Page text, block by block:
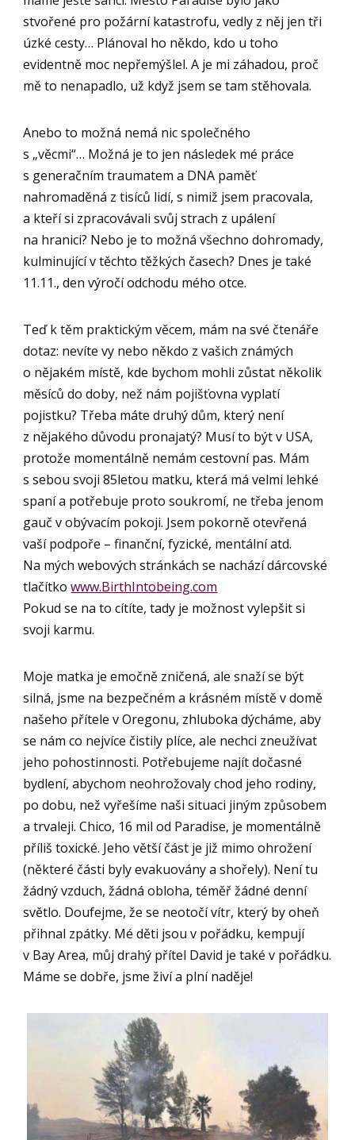
stvořené pro požární katastrofu, vedly z něj jen tři
úzké cesty… Plánoval ho někdo, kdo u toho
evidentně moc nepřemýšlel. A je mi záhadou, proč
mě to nenapadlo, už když jsem se tam stěhovala.
Anebo to možná nemá nic společného
s „věcmi“… Možná je to jen následek mé práce
s generačním traumatem a DNA paměť
nahromaděná z tisíců lidí, s nimiž jsem pracovala,
a kteří si zpracovávali svůj strach z upálení
na hranici? Nebo je to možná všechno dohromady,
kulminující v těchto těžkých časech? Dnes je také
11.11., den výročí odchodu mého otce.
Teď k těm praktickým věcem, mám na své čtenáře
dotaz: nevíte vy nebo někdo z vašich známých
o nějakém místě, kde bychom mohli zůstat několik
měsíců do doby, než nám pojišťovna vyplatí
pojistku? Třeba máte druhý dům, který není
z nějakého důvodu pronajatý? Musí to být v USA,
protože momentálně nemám cestovní pas. Mám
s sebou svoji 85letou matku, která má velmi lehké
spaní a potřebuje proto soukromí, ne třeba jenom
gauč v obývacím pokoji. Jsem pokorně otevřená
vaší podpoře – finanční, fyzické, mentální atd.
Na mých webových stránkách se nachází dárcovské
tlačítkowww.BirthIntobeing.com
Pokud se na to cítíte, tady je možnost vylepšit si
svoji karmu.
Moje matka je emočně zničená, ale snaží se být
silná, jsme na bezpečném a krásném místě v domě
našeho přítele v Oregonu, zhluboka dýcháme, aby
se nám co nejvíce čistily plíce, ale nechci zneužívat
jeho pohostinnosti. Potřebujeme najít dočasné
bydlení, abychom neohrožovaly chod jeho rodiny,
po dobu, než vyřešíme naši situaci jiným způsobem
a trvaleji. Chico, 16 mil od Paradise, je momentálně
příliš toxické. Jeho větší část je již mimo ohrožení
(některé části byly evakuovány a shořely). Není tu
žádný vzduch, žádná obloha, téměř žádné denní
světlo. Doufejme, že se neotočí vítr, který by oheň
přihnal zpátky. Mé děti jsou v pořádku, kempují
v Bay Area, můj drahý přítel David je také v pořádku.
Máme se dobře, jsme živí a plní naděje!